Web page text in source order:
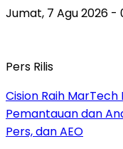
Jumat, 7 Agu 2026 -
Pers Rilis
Cision Raih
Pemantauan dan
Pers, dan AEO